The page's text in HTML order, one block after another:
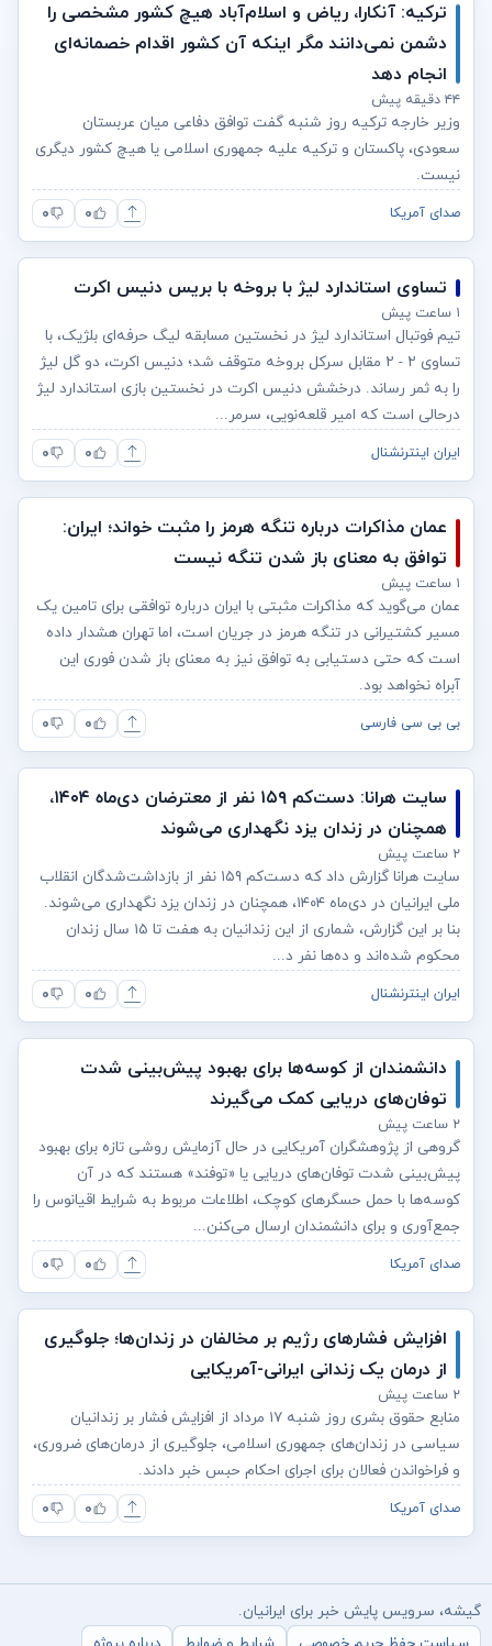
ترکیه: آنکارا، ریاض و اسلام‌آباد هیچ کشور مشخصی را
دشمن نمی‌دانند مگر اینکه آن کشور اقدام خصمانه‌ای
انجام دهد
۴۴ دقیقه پیش
وزیر خارجه ترکیه روز شنبه گفت توافق دفاعی میان عربستان
سعودی، پاکستان و ترکیه علیه جمهوری اسلامی یا هیچ کشور دیگری
نیست.
صدای آمریکا ۰ ۰
تساوی استاندارد لیژ با بروخه با بریس دنیس اکرت
۱ ساعت پیش
تیم فوتبال استاندارد لیژ در نخستین مسابقه لیگ حرفه‌ای بلژیک، با
تساوی ۲ - ۲ مقابل سرکل بروخه متوقف شد؛ دنیس اکرت، دو گل لیژ
را به ثمر رساند. درخشش دنیس اکرت در نخستین بازی استاندارد لیژ
درحالی است که امیر قلعه‌نویی، سرمر...
ایران اینترنشنال ۰ ۰
عمان مذاکرات درباره تنگه هرمز را مثبت خواند؛ ایران:
توافق به معنای باز شدن تنگه نیست
۱ ساعت پیش
عمان می‌گوید که مذاکرات مثبتی با ایران درباره توافقی برای تامین یک
مسیر کشتیرانی در تنگه هرمز در جریان است، اما تهران هشدار داده
است که حتی دستیابی به توافق نیز به معنای باز شدن فوری این
آبراه نخواهد بود.
بی بی سی فارسی ۰ ۰
سایت هرانا: دست‌کم ۱۵۹ نفر از معترضان دی‌ماه ۱۴۰۴،
همچنان در زندان یزد نگهداری می‌شوند
۲ ساعت پیش
سایت هرانا گزارش داد که دست‌کم ۱۵۹ نفر از بازداشت‌شدگان انقلاب
ملی ایرانیان در دی‌ماه ۱۴۰۴، همچنان در زندان یزد نگهداری می‌شوند.
بنا بر این گزارش، شماری از این زندانیان به هفت تا ۱۵ سال زندان
محکوم شده‌اند و ده‌ها نفر د...
ایران اینترنشنال ۰ ۰
دانشمندان از کوسه‌ها برای بهبود پیش‌بینی شدت
توفان‌های دریایی کمک می‌گیرند
۲ ساعت پیش
گروهی از پژوهشگران آمریکایی در حال آزمایش روشی تازه برای بهبود
پیش‌بینی شدت توفان‌های دریایی یا «توفند» هستند که در آن
کوسه‌ها با حمل حسگرهای کوچک، اطلاعات مربوط به شرایط اقیانوس را
جمع‌آوری و برای دانشمندان ارسال می‌کنن...
صدای آمریکا ۰ ۰
افزایش فشارهای رژیم بر مخالفان در زندان‌ها؛ جلوگیری
از درمان یک زندانی ایرانی-آمریکایی
۲ ساعت پیش
منابع حقوق بشری روز شنبه ۱۷ مرداد از افزایش فشار بر زندانیان
سیاسی در زندان‌های جمهوری اسلامی، جلوگیری از درمان‌های ضروری،
و فراخواندن فعالان برای اجرای احکام حبس خبر دادند.
صدای آمریکا ۰ ۰
گیشه، سرویس پایش خبر برای ایرانیان.